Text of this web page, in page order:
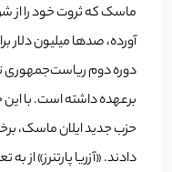
ماسک که ثروت خود را
آورده، صدها میلیون دلار
دوره دوم ریاست‌جمهوری
برعهده داشته است. با
حزب جدید ایلان ماسک،